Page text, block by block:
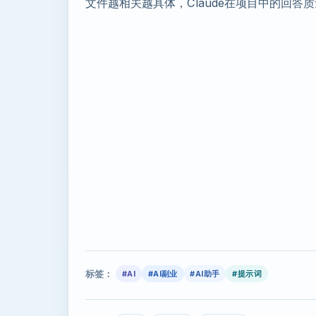
标签： #AI #AI副业 #AI助手 #提示词